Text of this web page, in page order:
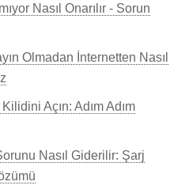
Nasıl Onarılır - Sorun
Olmadan İnternetten Nasıl
Açın: Adım Adım
Nasıl Giderilir: Şarj